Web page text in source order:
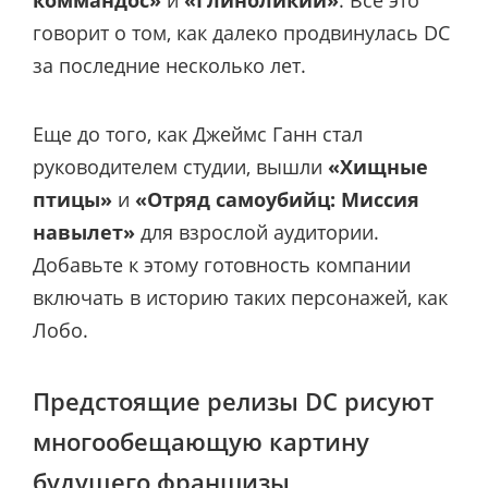
говорит о том, как далеко продвинулась DC
за последние несколько лет.
Еще до того, как Джеймс Ганн стал
руководителем студии, вышли «Хищные
птицы» и «Отряд самоубийц: Миссия
навылет» для взрослой аудитории.
Добавьте к этому готовность компании
включать в историю таких персонажей, как
Лобо.
Предстоящие релизы DC рисуют
многообещающую картину